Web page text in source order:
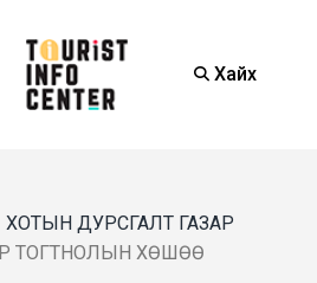
Хайх
ХОТЫН ДУРСГАЛТ ГАЗАР
ТОГТНОЛЫН ХӨШӨӨ